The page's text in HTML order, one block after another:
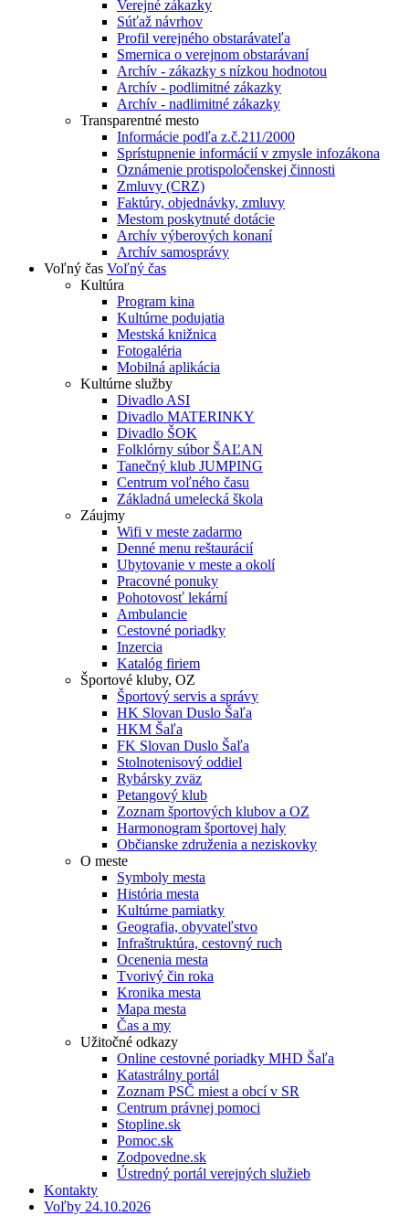
Verejné zákazky
Súťaž návrhov
Profil verejného obstarávateľa
Smernica o verejnom obstarávaní
Archív - zákazky s nízkou hodnotou
Archív - podlimitné zákazky
Archív - nadlimitné zákazky
Transparentné mesto
Informácie podľa z.č.211/2000
Sprístupnenie informácií v zmysle infozákona
Oznámenie protispoločenskej činnosti
Zmluvy (CRZ)
Faktúry, objednávky, zmluvy
Mestom poskytnuté dotácie
Archív výberových konaní
Archív samosprávy
Voľný čas Voľný čas
Kultúra
Program kina
Kultúrne podujatia
Mestská knižnica
Fotogaléria
Mobilná aplikácia
Kultúrne služby
Divadlo ASI
Divadlo MATERINKY
Divadlo ŠOK
Folklórny súbor ŠAĽAN
Tanečný klub JUMPING
Centrum voľného času
Základná umelecká škola
Záujmy
Wifi v meste zadarmo
Denné menu reštaurácií
Ubytovanie v meste a okolí
Pracovné ponuky
Pohotovosť lekární
Ambulancie
Cestovné poriadky
Inzercia
Katalóg firiem
Športové kluby, OZ
Športový servis a správy
HK Slovan Duslo Šaľa
HKM Šaľa
FK Slovan Duslo Šaľa
Stolnotenisový oddiel
Rybársky zväz
Petangový klub
Zoznam športových klubov a OZ
Harmonogram športovej haly
Občianske združenia a neziskovky
O meste
Symboly mesta
História mesta
Kultúrne pamiatky
Geografia, obyvateľstvo
Infraštruktúra, cestovný ruch
Ocenenia mesta
Tvorivý čin roka
Kronika mesta
Mapa mesta
Čas a my
Užitočné odkazy
Online cestovné poriadky MHD Šaľa
Katastrálny portál
Zoznam PSČ miest a obcí v SR
Centrum právnej pomoci
Stopline.sk
Pomoc.sk
Zodpovedne.sk
Ústredný portál verejných služieb
Kontakty
Voľby 24.10.2026